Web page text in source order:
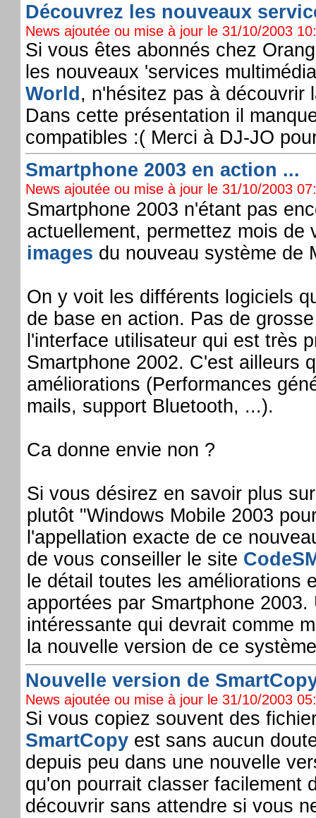
Découvrez les nouveaux
News ajoutée ou mise à jour le 31/10/2003
Si vous êtes abonnés chez
les nouveaux 'services
World , n'hésitez pas à découvrir
Dans cette présentation il
compatibles :( Merci à DJ-JO
Smartphone 2003 en action ...
News ajoutée ou mise à jour le 31/10/2003
Smartphone 2003 n'étant pas
actuellement, permettez mois
images du nouveau système de
On y voit les différents logiciels
de base en action. Pas de
l'interface utilisateur qui est très
Smartphone 2002. C'est ailleurs
améliorations (Performances
mails, support Bluetooth, ...).
Ca donne envie non ?
Si vous désirez en savoir plus
plutôt "Windows Mobile 2003
l'appellation exacte de ce
de vous conseiller le site
le détail toutes les améliorations
apportées par Smartphone
intéressante qui devrait comme
la nouvelle version de ce
Nouvelle version de
News ajoutée ou mise à jour le 31/10/2003
Si vous copiez souvent des
SmartCopyest sans aucun
depuis peu dans une nouvelle
qu'on pourrait classer facilement
découvrir sans attendre si vous